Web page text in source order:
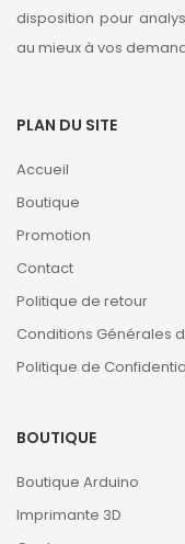
disposition pour
au mieux à vos
PLAN DU SITE
Accueil
Boutique
Promotion
Contact
Politique de retour
Conditions Générales
Politique de
BOUTIQUE
Boutique Arduino
Imprimante 3D